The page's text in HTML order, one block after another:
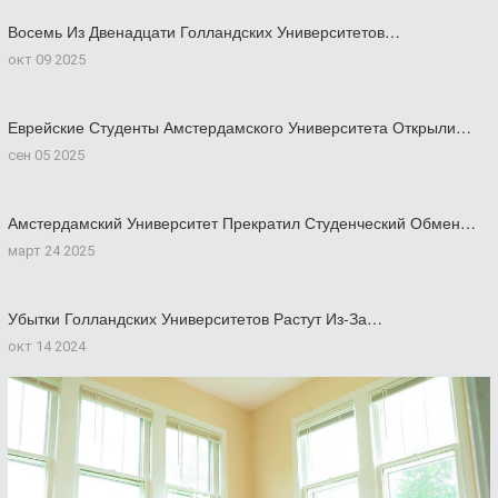
Восемь Из Двенадцати Голландских Университетов…
окт 09 2025
Еврейские Студенты Амстердамского Университета Открыли…
сен 05 2025
Амстердамский Университет Прекратил Студенческий Обмен…
март 24 2025
Убытки Голландских Университетов Растут Из-За…
окт 14 2024